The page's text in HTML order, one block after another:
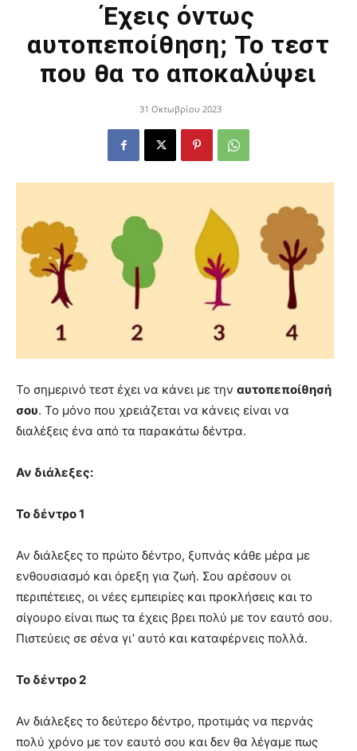
Έχεις όντως
αυτοπεποίθηση; Το τεστ
που θα το αποκαλύψει
31 Οκτωβρίου 2023
Το σημερινό τεστ έχει να κάνει με την αυτοπεποίθησή
σου. Το μόνο που χρειάζεται να κάνεις είναι να
διαλέξεις ένα από τα παρακάτω δέντρα.
Αν διάλεξες:
Το δέντρο 1
Αν διάλεξες το πρώτο δέντρο, ξυπνάς κάθε μέρα με
ενθουσιασμό και όρεξη για ζωή. Σου αρέσουν οι
περιπέτειες, οι νέες εμπειρίες και προκλήσεις και το
σίγουρο είναι πως τα έχεις βρει πολύ με τον εαυτό σου.
Πιστεύεις σε σένα γι’ αυτό και καταφέρνεις πολλά.
Το δέντρο 2
Αν διάλεξες το δεύτερο δέντρο, προτιμάς να περνάς
πολύ χρόνο με τον εαυτό σου και δεν θα λέγαμε πως